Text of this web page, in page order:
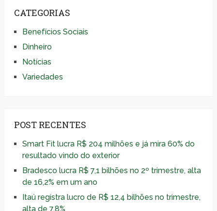
CATEGORIAS
Benefícios Sociais
Dinheiro
Notícias
Variedades
POST RECENTES
Smart Fit lucra R$ 204 milhões e já mira 60% do
resultado vindo do exterior
Bradesco lucra R$ 7,1 bilhões no 2º trimestre, alta
de 16,2% em um ano
Itaú registra lucro de R$ 12,4 bilhões no trimestre,
alta de 7,8%